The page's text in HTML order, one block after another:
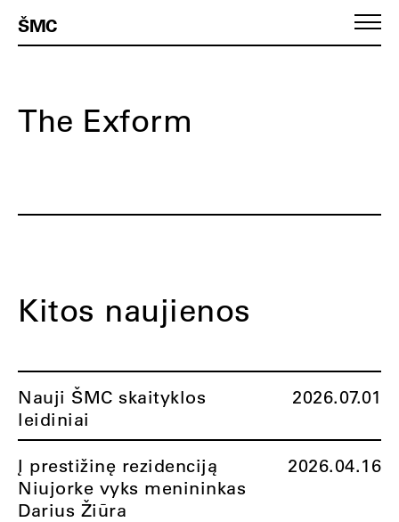
ŠMC
The Exform
Kitos naujienos
Nauji ŠMC skaityklos
leidiniai
2026.07.01
Į prestižinę rezidenciją
Niujorke vyks menininkas
Darius Žiūra
2026.04.16